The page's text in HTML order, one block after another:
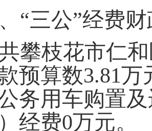
“三公”经费
攀枝花市仁
预算数3.81万
务用车购置
经费0万元。